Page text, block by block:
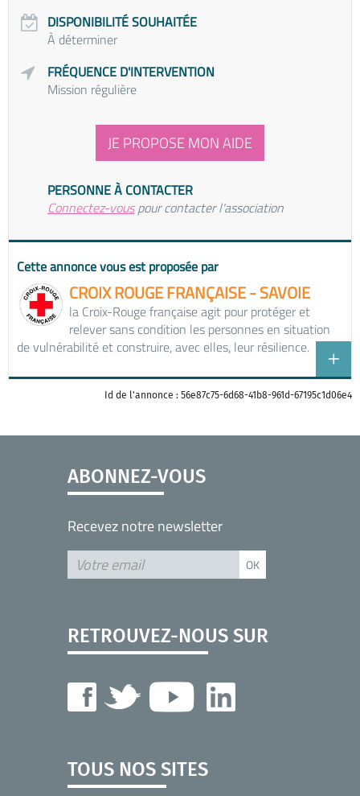
DISPONIBILITÉ SOUHAITÉE
À déterminer
FRÉQUENCE D'INTERVENTION
Mission régulière
JE PROPOSE MON AIDE
PERSONNE À CONTACTER
Connectez-vouspour contacter l'association
Cette annonce vous est proposée par
CROIX ROUGE FRANÇAISE - SAVOIE
la Croix-Rouge française agit pour protéger et
relever sans condition les personnes en situation
de vulnérabilité et construire, avec elles, leur résilience.
Id de l'annonce : 56e87c75-6d68-41b8-961d-67195c1d06e4
ABONNEZ-VOUS
Recevez notre newsletter
RETROUVEZ-NOUS SUR
TOUS NOS SITES